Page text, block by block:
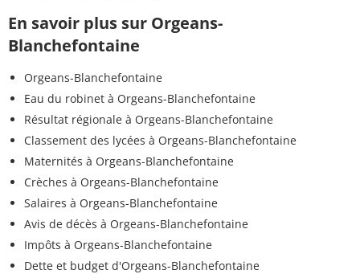
En savoir plus sur Orgeans-
Blanchefontaine
Orgeans-Blanchefontaine
Eau du robinet à Orgeans-Blanchefontaine
Résultat régionale à Orgeans-Blanchefontaine
Classement des lycées à Orgeans-Blanchefontaine
Maternités à Orgeans-Blanchefontaine
Crèches à Orgeans-Blanchefontaine
Salaires à Orgeans-Blanchefontaine
Avis de décès à Orgeans-Blanchefontaine
Impôts à Orgeans-Blanchefontaine
Dette et budget d'Orgeans-Blanchefontaine